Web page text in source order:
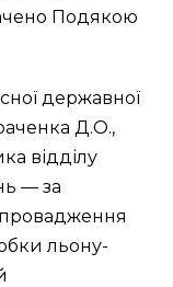
Подякою
державної
Д.О.,
відділу
— за
льону-